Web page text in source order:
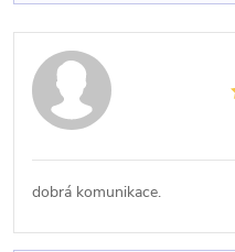
dobrá komunikace.